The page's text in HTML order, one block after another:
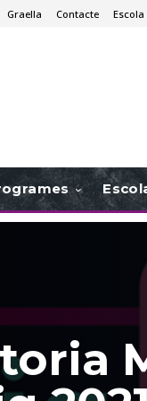
Graella Contacte